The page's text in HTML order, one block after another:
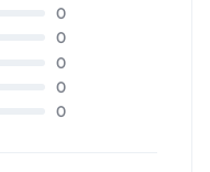
0
0
0
0
0